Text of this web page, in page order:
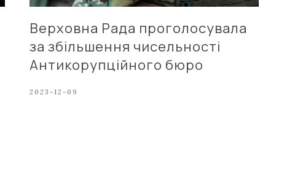
Верховна Рада проголосувала
за збільшення чисельності
Антикорупційного бюро
2023-12-09